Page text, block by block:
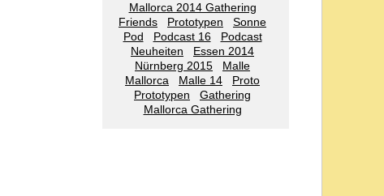
Mallorca 2014 Gathering
Friends
Prototypen
Sonne
Pod
Podcast 16
Podcast
Neuheiten
Essen 2014
Nürnberg 2015
Malle
Mallorca
Malle 14
Proto
Prototypen
Gathering
Mallorca Gathering